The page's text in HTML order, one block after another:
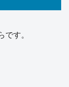
です。